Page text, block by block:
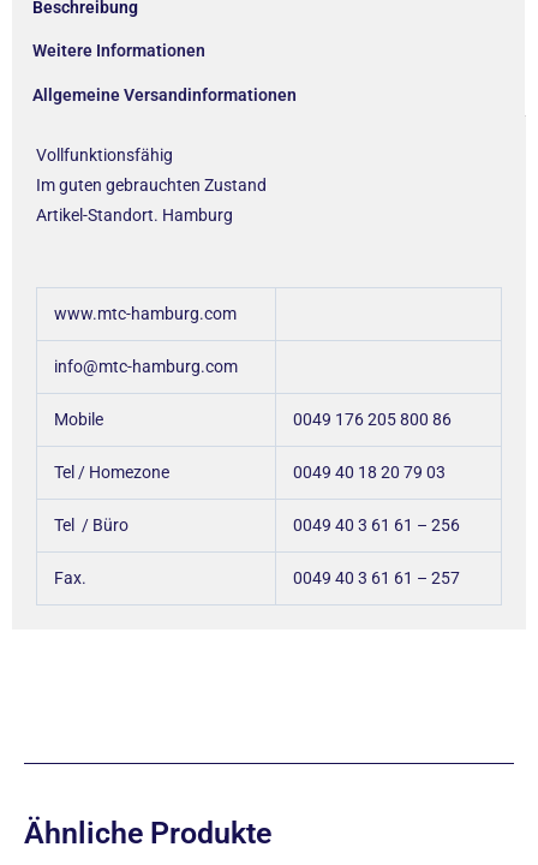
Beschreibung
Weitere Informationen
Allgemeine Versandinformationen
Vollfunktionsfähig
Im guten gebrauchten Zustand
Artikel-Standort. Hamburg
www.mtc-hamburg.com
info@mtc-hamburg.com
Mobile 0049 176 205 800 86
Tel / Homezone 0049 40 18 20 79 03
Tel / Büro 0049 40 3 61 61 – 256
Fax. 0049 40 3 61 61 – 257
Ähnliche Produkte